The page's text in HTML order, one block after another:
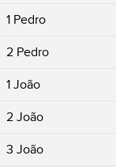
1 Pedro
2 Pedro
1 João
2 João
3 João